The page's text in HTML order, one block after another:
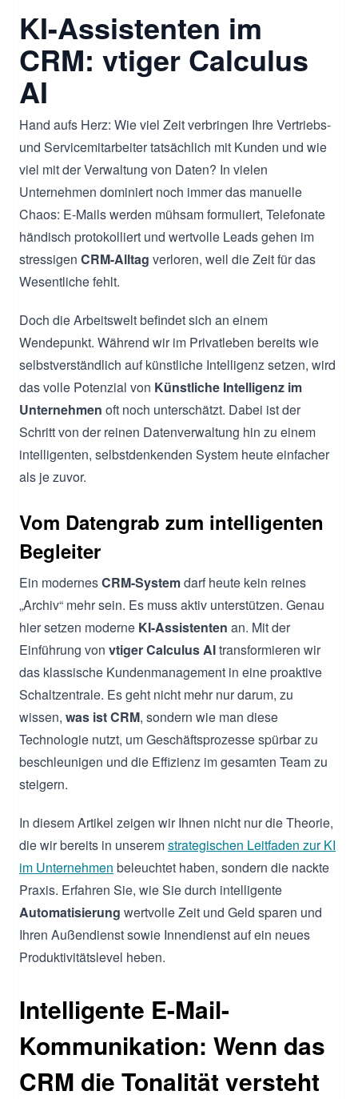
KI-Assistenten im
CRM: vtiger Calculus
AI
Hand aufs Herz: Wie viel Zeit verbringen Ihre Vertriebs-
und Servicemitarbeiter tatsächlich mit Kunden und wie
viel mit der Verwaltung von Daten? In vielen
Unternehmen dominiert noch immer das manuelle
Chaos: E-Mails werden mühsam formuliert, Telefonate
händisch protokolliert und wertvolle Leads gehen im
stressigen CRM-Alltag verloren, weil die Zeit für das
Wesentliche fehlt.
Doch die Arbeitswelt befindet sich an einem
Wendepunkt. Während wir im Privatleben bereits wie
selbstverständlich auf künstliche Intelligenz setzen, wird
das volle Potenzial von Künstliche Intelligenz im
Unternehmen oft noch unterschätzt. Dabei ist der
Schritt von der reinen Datenverwaltung hin zu einem
intelligenten, selbstdenkenden System heute einfacher
als je zuvor.
Vom Datengrab zum intelligenten
Begleiter
Ein modernesCRM-Systemdarf heute kein reines
„Archiv“ mehr sein. Es muss aktiv unterstützen. Genau
hier setzen moderne KI-Assistenten an. Mit der
Einführung von vtiger Calculus AItransformieren wir
das klassische Kundenmanagement in eine proaktive
Schaltzentrale. Es geht nicht mehr nur darum, zu
wissen, was ist CRM, sondern wie man diese
Technologie nutzt, um Geschäftsprozesse spürbar zu
beschleunigen und die Effizienz im gesamten Team zu
steigern.
In diesem Artikel zeigen wir Ihnen nicht nur die Theorie,
die wir bereits in unseremstrategischen Leitfaden zur KI
im Unternehmen beleuchtet haben, sondern die nackte
Praxis. Erfahren Sie, wie Sie durch intelligente
Automatisierung wertvolle Zeit und Geld sparen und
Ihren Außendienst sowie Innendienst auf ein neues
Produktivitätslevel heben.
Intelligente E-Mail-
Kommunikation: Wenn das
CRM die Tonalität versteht